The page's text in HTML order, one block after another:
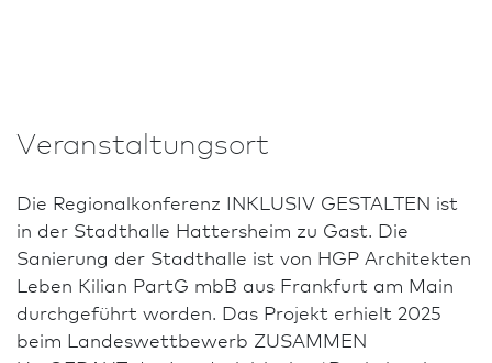
Veranstaltungsort
Die Regionalkonferenz INKLUSIV GESTALTEN ist
in der Stadthalle Hattersheim zu Gast. Die
Sanierung der Stadthalle ist von HGP Architekten
Leben Kilian PartG mbB aus Frank­furt am Main
durchgeführt worden. Das Projekt erhielt 2025
beim Landeswettbewerb ZUSAMMEN